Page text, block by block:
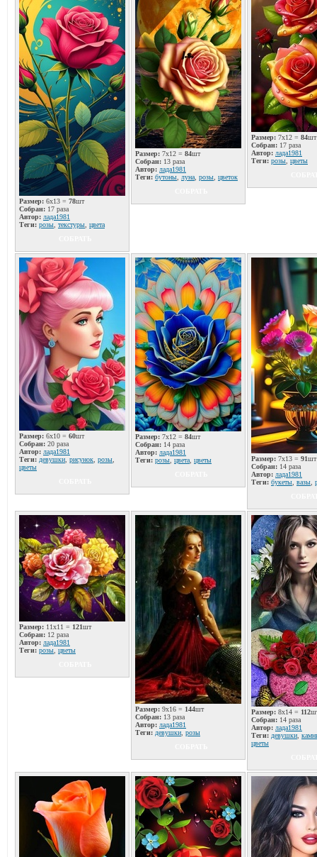
Размер: 6x13 = 78шт
Собран: 17 раза
Автор: лада1981
Теги: розы текстуры цвета
Размер: 7x12 = 84шт
Собран: 13 раза
Автор: лада1981
Теги: бутоны луна розы цветок
Размер: 7x12 = 84шт
Собран: 17 раза
Автор: лада1981
Теги: розы цветы
Размер: 6x10 = 60шт
Собран: 20 раза
Автор: лада1981
Теги: девушки рисунок розы
цветы
Размер: 7x12 = 84шт
Собран: 14 раза
Автор: лада1981
Теги: розы цвета цветы
Размер: 7x13 = 91шт
Собран: 14 раза
Автор: лада1981
Теги: букеты вазы
Размер: 11x11 = 121шт
Собран: 12 раза
Автор: лада1981
Теги: розы цветы
Размер: 9x16 = 144шт
Собран: 13 раза
Автор: лада1981
Теги: девушки розы
Размер: 8x14 = 112
Собран: 14 раза
Автор: лада1981
Теги: девушки
цветы